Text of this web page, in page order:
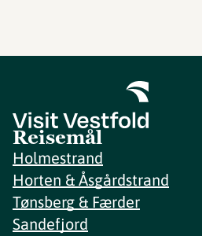
Reisemål
Holmestrand
Horten & Åsgårdstrand
Tønsberg & Færder
Sandefjord